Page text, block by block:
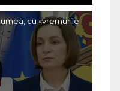
cu «vremurile